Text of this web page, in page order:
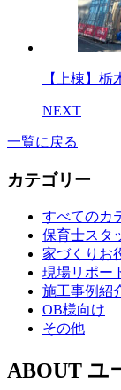
【上棟】
NEXT
一覧に戻る
カテゴリー
すべてのカ
保育士スタ
家づくりお
現場リポー
施工事例紹
OB様向け
その他
ABOUT ユ